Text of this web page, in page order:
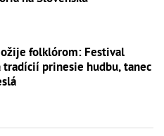
ožije folklórom: Festival
tradícií prinesie hudbu, tanec